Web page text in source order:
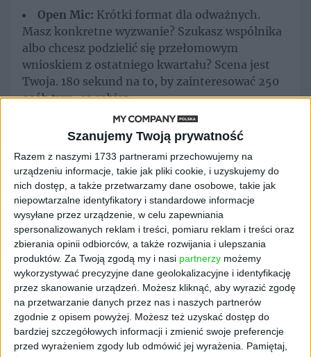
Szanujemy Twoją prywatność
Razem z naszymi 1733 partnerami przechowujemy na
urządzeniu informacje, takie jak pliki cookie, i uzyskujemy do
nich dostęp, a także przetwarzamy dane osobowe, takie jak
niepowtarzalne identyfikatory i standardowe informacje
wysyłane przez urządzenie, w celu zapewniania
spersonalizowanych reklam i treści, pomiaru reklam i treści oraz
zbierania opinii odbiorców, a także rozwijania i ulepszania
produktów. Za Twoją zgodą my i nasi partnerzy możemy
wykorzystywać precyzyjne dane geolokalizacyjne i identyfikację
przez skanowanie urządzeń. Możesz kliknąć, aby wyrazić zgodę
na przetwarzanie danych przez nas i naszych partnerów
zgodnie z opisem powyżej. Możesz też uzyskać dostęp do
bardziej szczegółowych informacji i zmienić swoje preferencje
przed wyrażeniem zgody lub odmówić jej wyrażenia. Pamiętaj,
Open Mic: Krótki format dla odważnych.
Masz konkretne wyzwanie? Szukasz wspólnika
albo chcesz podzielić się przełomowym
wnioskiem z ostatniego kwartału? Scena jest
Twoja. 180 sekund na to, by zainteresować 250
osób tym, co robisz.
Stand-up & Magia:Biznes to nie tylko cyfry,
to też emocje i dystans do samego siebie. W tym
odrobiną magii. Na scenie pojawi się stand-uper
oraz iluzjonista, którzy udowodnią, że
niemożliwe nie istnieje – ani w sztuczkach, ani
w skalowaniu spółek.
Tasting & VIP Round Tables:Przestrzeń dla
tych, którzy chcą połączyć networking z
degustacją przy grillu. Kameralne stoliki to
idealne miejsce na domykanie rozmów, które
zaczęły się przy wspólnym ogniu.
DJ, Party & Chill: Kiedy degustacja dobiegnie
końca i słońce zacznie zachodzić, przełączamy
się na tryb pełnego chilloutu. Za konsolą stanie